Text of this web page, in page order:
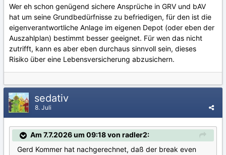
Wer eh schon genügend sichere Ansprüche in GRV und bAV
hat um seine Grundbedürfnisse zu befriedigen, für den ist die
eigenverantwortliche Anlage im eigenen Depot (oder eben der
Auszahlplan) bestimmt besser geeignet. Für wen das nicht
zutrifft, kann es aber eben durchaus sinnvoll sein, dieses
Risiko über eine Lebensversicherung abzusichern.
sedativ
8. Juli
Am 7.7.2026 um 09:18 von radler2:
Gerd Kommer hat nachgerechnet, daß der break even